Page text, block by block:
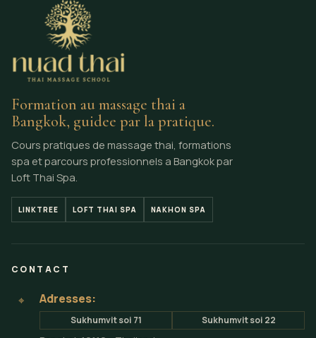
Formation au massage thai a
Bangkok, guidee par la pratique.
Cours pratiques de massage thai, formations
spa et parcours professionnels a Bangkok par
Loft Thai Spa.
LINKTREE LOFT THAI SPA NAKHON SPA
CONTACT
⌖ Adresses:
Sukhumvit soi 71 Sukhumvit soi 22